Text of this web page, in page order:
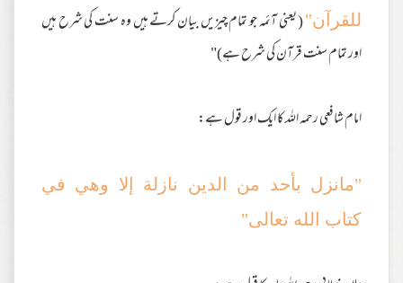
للقرآن"( یعنی آئمہ جو تمام چیزیں بیان کرتے ہیں وہ سنت کی شرح ہیں
اور تمام سنت قرآن کی شرح ہے)"
امام شافعی رحمہ اللہ کا ایک اور قول ہے:
"مانزل بأحد من الدين نازلة إلا وهي في
كتاب الله تعالى"